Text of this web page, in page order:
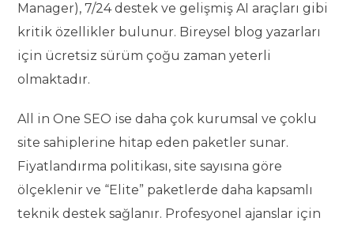
Manager), 7/24 destek ve gelişmiş AI araçları gibi
kritik özellikler bulunur. Bireysel blog yazarları
için ücretsiz sürüm çoğu zaman yeterli
olmaktadır.
All in One SEO ise daha çok kurumsal ve çoklu
site sahiplerine hitap eden paketler sunar.
Fiyatlandırma politikası, site sayısına göre
ölçeklenir ve “Elite” paketlerde daha kapsamlı
teknik destek sağlanır. Profesyonel ajanslar için